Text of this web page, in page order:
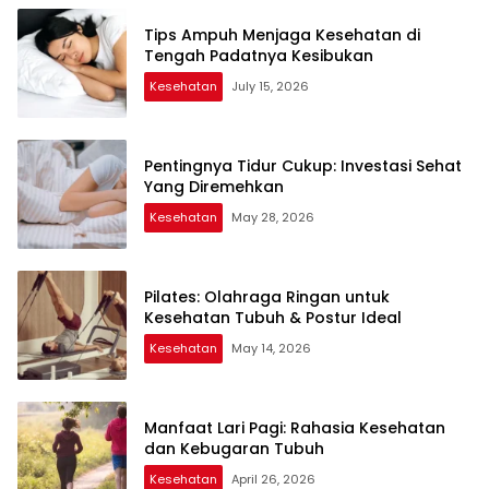
Tips Ampuh Menjaga Kesehatan di
Tengah Padatnya Kesibukan
Kesehatan July 15, 2026
Pentingnya Tidur Cukup: Investasi Sehat
Yang Diremehkan
Kesehatan May 28, 2026
Pilates: Olahraga Ringan untuk
Kesehatan Tubuh & Postur Ideal
Kesehatan May 14, 2026
Manfaat Lari Pagi: Rahasia Kesehatan
dan Kebugaran Tubuh
Kesehatan April 26, 2026